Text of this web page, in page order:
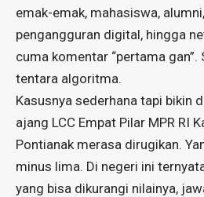
emak-emak, mahasiswa,
pengangguran digital, hingga
cuma komentar “pertama
tentara algoritma.
Kasusnya sederhana tapi bikin
ajang LCC Empat Pilar MPR RI
Pontianak merasa dirugikan.
minus lima. Di negeri ini
yang bisa dikurangi nilainya,